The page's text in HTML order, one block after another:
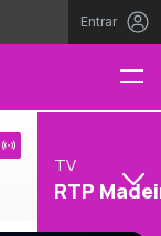
Entrar
TV
RTP